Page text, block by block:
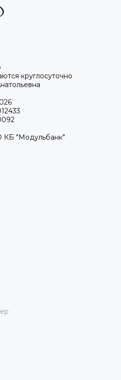
круглосуточно
КБ "Модульбанк"